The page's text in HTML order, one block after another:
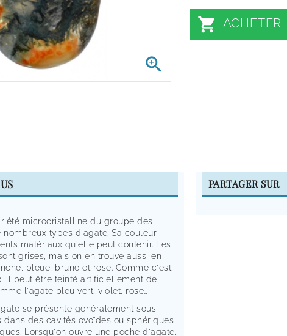

 ACHETER
microcristalline du groupe des
nombreux types d'agate. Sa couleur
matériaux qu'elle peut contenir. Les
grises, mais on en trouve aussi en
bleue, brune et rose. Comme c'est
il peut être teinté artificiellement de
l'agate bleu vert, violet, rose…
se présente généralement sous
dans des cavités ovoïdes ou sphériques
Lorsqu'on ouvre une poche d'agate,
PARTAGER SUR